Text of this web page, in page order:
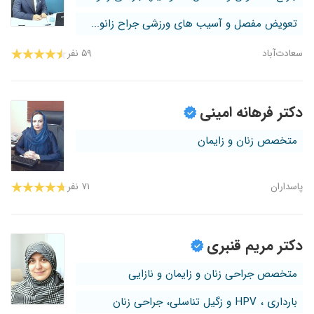
تعویض مفصل و آسیب های ورزشی جراح زانو...
سعادت‌آباد ۵۹ نفر
دکتر فرهانه امینی
متخصص زنان و زایمان
پاسداران ۷۱ نفر
دکتر مریم قنبری
متخصص جراحی زنان و زایمان و نازایی
بارداری ، HPV و زگیل تناسلی، جراحی زنان